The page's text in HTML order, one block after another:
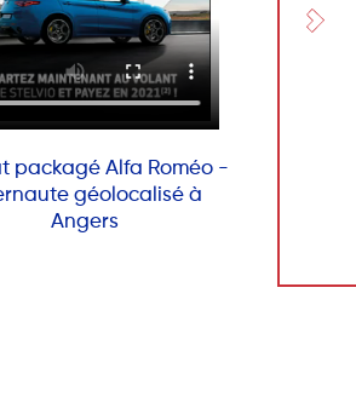
packagé Alfa Roméo -
géolocalisé à
Angers